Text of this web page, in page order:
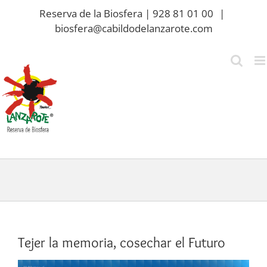
Reserva de la Biosfera | 928 81 01 00
|
biosfera@cabildodelanzarote.com
Tejer la memoria, cosechar el Futuro